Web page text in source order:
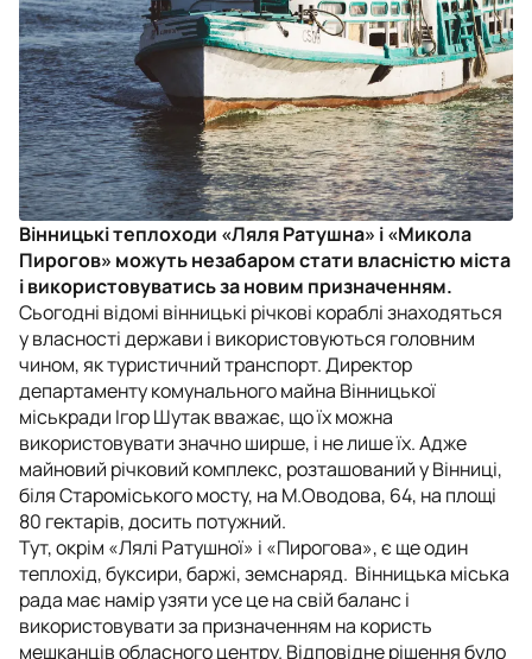
Вінницькі теплоходи «Ляля Ратушна» і «Микола
Пирогов» можуть незабаром стати власністю міста
і використовуватись за новим призначенням.
Сьогодні відомі вінницькі річкові кораблі знаходяться
у власності держави і використовуються головним
чином, як туристичний транспорт. Директор
департаменту комунального майна Вінницької
міськради Ігор Шутак вважає, що їх можна
використовувати значно ширше, і не лише їх. Адже
майновий річковий комплекс, розташований у Вінниці,
біля Староміського мосту, на М.Оводова, 64, на площі
80 гектарів, досить потужний.
Тут, окрім «Лялі Ратушної» і «Пирогова», є ще один
теплохід, буксири, баржі, земснаряд. Вінницька міська
рада має намір узяти усе це на свій баланс і
використовувати за призначенням на користь
мешканців обласного центру. Відповідне рішення було